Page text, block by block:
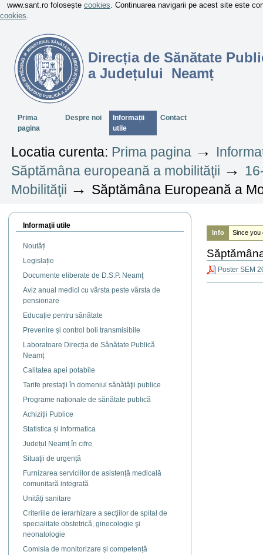
www.sant.ro folosește cookies. Continuarea navigarii pe acest site este
cookies.
Direcția de Sănătate
a Județului Neamț
SectiuniPrima
pagina
Despre noi
Informații
utile
Contact
Locatia curenta: Prima pagina →
Săptămâna europeană a mobilităţii →
Mobilităţii → Săptămâna Europeană a
Informaţii utile
Noutăți
Legislație
Documente eliberate de D.S.P. Neamţ
Aviz anual medici cu vârsta peste vârsta de
pensionare
Educație pentru sănătate
Prevenire și control boli transmisibile
Laboratoare Direcția de Sănătate Publică
Neamț
Calitatea apei potabile
Tarife prestaţii în domeniul sănătăţii publice
Programe naționale de sănătate publică
Achiziții Publice
Statistica și informatica
Județul Neamț în cifre
Situaţii de urgență
Furnizarea serviciilor de asistență medicală
comunitară integrată
Unități sanitare
Criteriile de ierarhizare a secţiilor de spital de
specialitate obstetrică, ginecologie şi
neonatologie
Comisia de monitorizare și competență
Info Since you
Poster SEM